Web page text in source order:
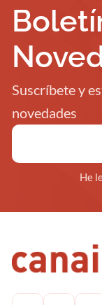
Suscríbete y
novedades
He